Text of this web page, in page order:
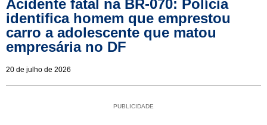
Acidente fatal na BR-070: Polícia
identifica homem que emprestou
carro a adolescente que matou
empresária no DF
20 de julho de 2026
PUBLICIDADE